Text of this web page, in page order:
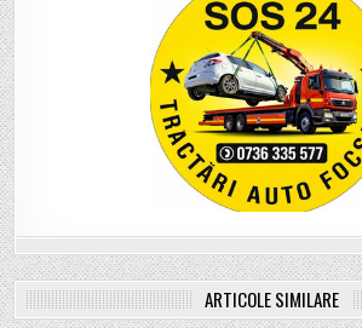
ARTICOLE SIMILARE